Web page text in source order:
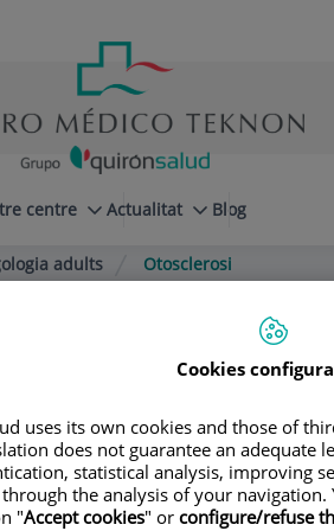
centre Actualitat Blog
adults Otosclerosi
Cookies
uses its own cookies and those of
does not guarantee an adequate
statistical analysis, improving
the analysis of your navigation.
"Accept cookies" or configure/refuse